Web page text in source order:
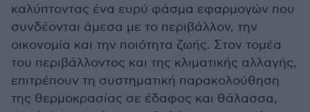
καλύπτοντας ένα ευρύ φάσμα εφαρμογών που
συνδέονται άμεσα με το περιβάλλον, την
οικονομία και την ποιότητα ζωής. Στον τομέα
του περιβάλλοντος και της κλιματικής αλλαγής,
επιτρέπουν τη συστηματική παρακολούθηση
της θερμοκρασίας σε έδαφος και θάλασσα,